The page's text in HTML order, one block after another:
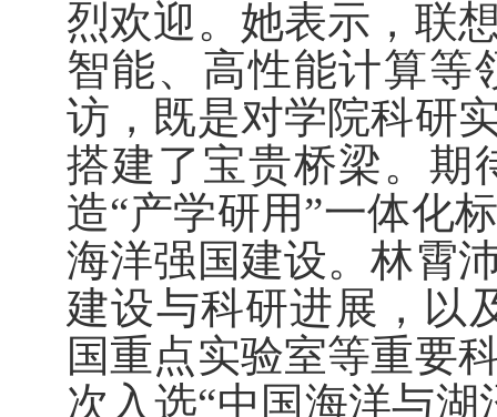
烈欢迎。她表示，联
智能、高性能计算等
访，既是对学院科研
搭建了宝贵桥梁。期
造“产学研用”一体化
海洋强国建设。林霄
建设与科研进展，以
国重点实验室等重要
次入选“中国海洋与